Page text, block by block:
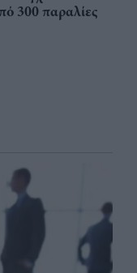
300 παραλίες